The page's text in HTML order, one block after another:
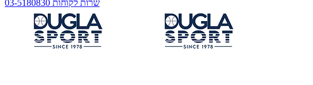
שרות לקוחות 03-5180830